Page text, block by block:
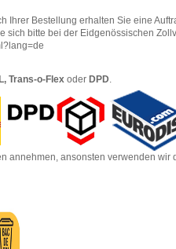
Ihrer Bestellung erhalten Sie eine
sich bitte bei der Eidgenössischen
Trans-o-Flex oder DPD.
annehmen, ansonsten verwenden wir